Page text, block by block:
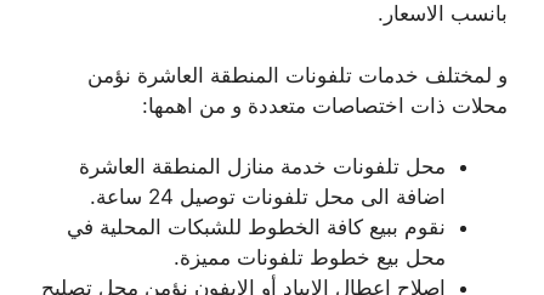
بانسب الاسعار.
و لمختلف خدمات تلفونات المنطقة العاشرة نؤمن
محلات ذات اختصاصات متعددة و من اهمها:
محل تلفونات خدمة منازل المنطقة العاشرة
اضافة الى محل تلفونات توصيل 24 ساعة.
نقوم ببيع كافة الخطوط للشبكات المحلية في
محل بيع خطوط تلفونات مميزة.
اصلاح اعطال الايباد أو الايفون نؤمن محل تصليح